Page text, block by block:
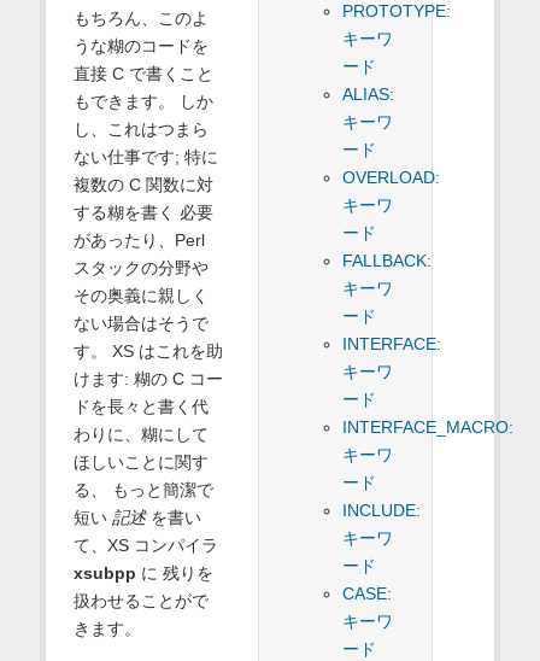
PROTOTYPE:
キーワ
ード
ALIAS:
キーワ
ード
OVERLOAD:
キーワ
ード
FALLBACK:
キーワ
ード
INTERFACE:
キーワ
ード
INTERFACE_MACRO:
キーワ
ード
INCLUDE:
キーワ
ード
CASE:
キーワ
ード
もちろん、このよ
うな糊のコードを
直接 C で書くこと
もできます。 しか
し、これはつまら
ない仕事です; 特に
複数の C 関数に対
する糊を書く 必要
があったり、Perl
スタックの分野や
その奥義に親しく
ない場合はそうで
す。 XS はこれを助
けます: 糊の C コー
ドを長々と書く代
わりに、糊にして
ほしいことに関す
る、 もっと簡潔で
短い 記述を書い
て、XS コンパイラ
xsubpp に 残りを
扱わせることがで
きます。